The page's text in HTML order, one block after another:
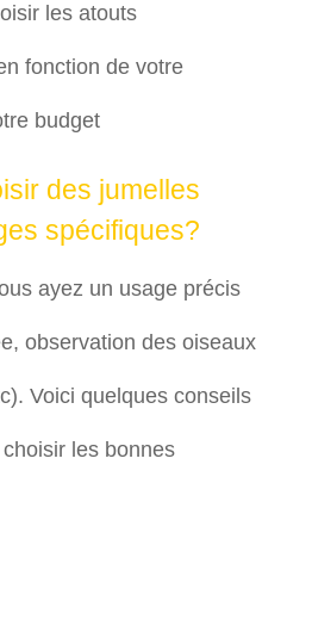
les atouts
fonction de votre
budget
des jumelles
spécifiques?
ayez un usage précis
observation des oiseaux
Voici quelques conseils
les bonnes